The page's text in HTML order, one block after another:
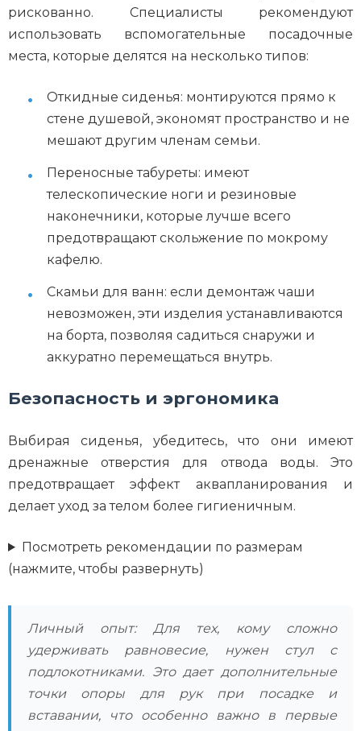
рискованно. Специалисты рекомендуют
использовать вспомогательные посадочные
места, которые делятся на несколько типов:
Откидные сиденья: монтируются прямо к
стене душевой, экономят пространство и не
мешают другим членам семьи.
Переносные табуреты: имеют
телескопические ноги и резиновые
наконечники, которые лучше всего
предотвращают скольжение по мокрому
кафелю.
Скамьи для ванн: если демонтаж чаши
невозможен, эти изделия устанавливаются
на борта, позволяя садиться снаружи и
аккуратно перемещаться внутрь.
Безопасность и эргономика
Выбирая сиденья, убедитесь, что они имеют
дренажные отверстия для отвода воды. Это
предотвращает эффект аквапланирования и
делает уход за телом более гигиеничным.
Посмотреть рекомендации по размерам
(нажмите, чтобы развернуть)
Личный опыт: Для тех, кому сложно
удерживать равновесие, нужен стул с
подлокотниками. Это дает дополнительные
точки опоры для рук при посадке и
вставании, что особенно важно в первые